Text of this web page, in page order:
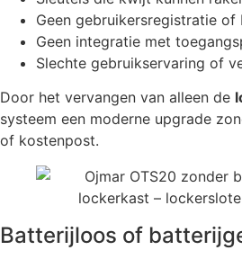
Geen gebruikersregistratie of
Geen integratie met
Slechte gebruikservaring of
Door het vervangen van alleen de
systeem een moderne upgrade
of kostenpost.
Batterijloos of